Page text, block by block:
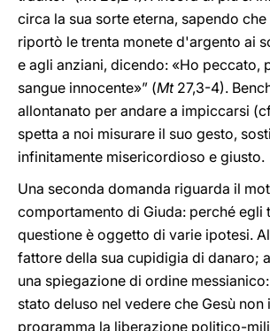
circa la sua sorte eterna, sapendo che
riportò le trenta monete d'argento ai
e agli anziani, dicendo: «Ho peccato,
sangue innocente»” (Mt27,3-4).
allontanato per andare a impiccarsi
spetta a noi misurare il suo gesto,
infinitamente misericordioso e giusto.
Una seconda domanda riguarda il
comportamento di Giuda: perché egli
questione è oggetto di varie ipotesi.
fattore della sua cupidigia di danaro;
una spiegazione di ordine
stato deluso nel vedere che Gesù non
programma la liberazione politico-